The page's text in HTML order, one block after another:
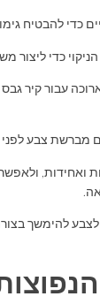
כדי להבטיח
כדי ליצור
עבור קיר
מברשת צבע
ואחידות,
להימשך